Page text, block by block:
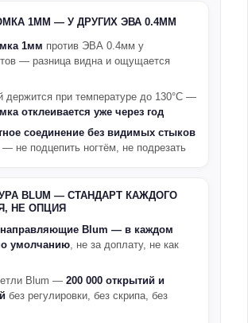
1ММ — У ДРУГИХ ЭВА 0.4ММ
1мм против ЭВА 0.4мм у
— разница видна и ощущается
держится при температуре до 130°С —
отклеивается уже через год
соединение без видимых стыков
— не подцепить ногтём, не подрезать
BLUM — СТАНДАРТ КАЖДОГО
НЕ ОПЦИЯ
направляющие Blum — в каждом
умолчанию, не за доплату, не как
Blum — 200 000 открытий и
без регулировки, без скрипа, без